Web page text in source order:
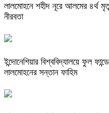
লালমোহনে শহীদ নূরে আলমের ৪র্থ
নীরবতা
ইন্দোনেশিয়ার বিশ্ববিদ্যালয়ে ফুল
লালমোহনের সন্তান ফাহিম